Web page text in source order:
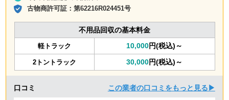
古物商許可証：第62216R024451号
不用品回収の基本料金
軽トラック 10,000円(税込)～
2トントラック 30,000円(税込)～
口コミ この業者の口コミをもっと見る▶